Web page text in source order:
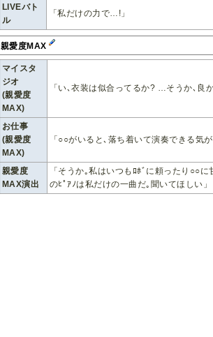
LIVEバト
ル
「私だけの力で…!」
親愛度MAX
マイスタ
ジオ
(親愛度
MAX)
「い､衣装は似合ってるか? …そうか､良
お仕事
(親愛度
MAX)
「○○がいると､落ち着いて演奏できる気が
親愛度
MAX演出
「そうか｡私はいつもﾛﾎﾞに頼ったり○○
のﾋﾟｱﾉは私だけの一曲だ｡聞いてほしい」